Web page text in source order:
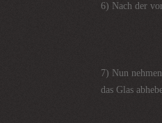
6) Nach der
7) Nun
das Glas